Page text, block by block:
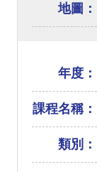
地圖：
年度：
課程名稱：
類別：